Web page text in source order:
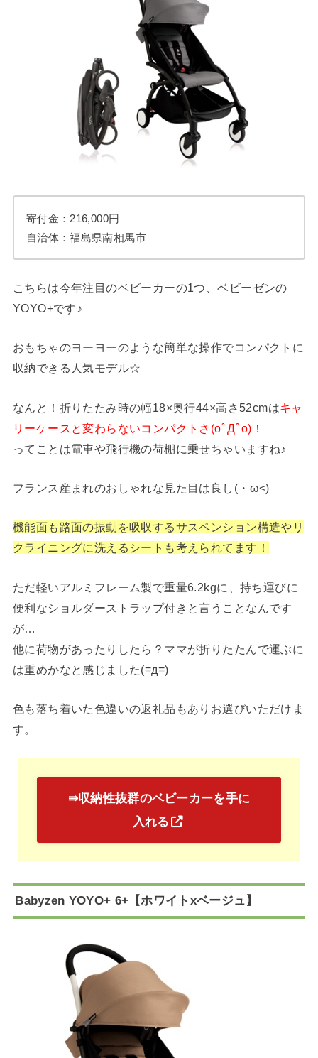
寄付金：216,000円
自治体：福島県南相馬市
こちらは今年注目のベビーカーの1つ、ベビーゼンの
YOYO+です♪
おもちゃのヨーヨーのような簡単な操作でコンパクトに
収納できる人気モデル☆
なんと！折りたたみ時の幅18×奥行44×高さ52cmはキャ
リーケースと変わらないコンパクトさ(oﾟДﾟo)！
ってことは電車や飛行機の荷棚に乗せちゃいますね♪
フランス産まれのおしゃれな見た目は良し(・ω<)
機能面も路面の振動を吸収するサスペンション構造やリ
クライニングに洗えるシートも考えられてます！
ただ軽いアルミフレーム製で重量6.2kgに、持ち運びに
便利なショルダーストラップ付きと言うことなんです
が…
他に荷物があったりしたら？ママが折りたたんで運ぶに
は重めかなと感じました(≡д≡)
色も落ち着いた色違いの返礼品もありお選びいただけま
す。
⇛収納性抜群のベビーカーを手に
入れる
Babyzen YOYO+ 6+【ホワイトxベージュ】